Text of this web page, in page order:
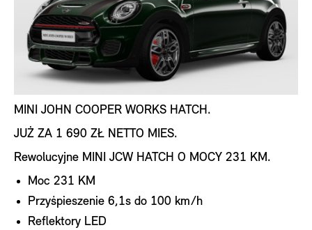
MINI JOHN COOPER WORKS HATCH.
JUŻ ZA 1 690 ZŁ NETTO MIES.
Rewolucyjne MINI JCW HATCH O MOCY 231 KM.
Moc 231 KM
Przyśpieszenie 6,1s do 100 km/h
Reflektory LED